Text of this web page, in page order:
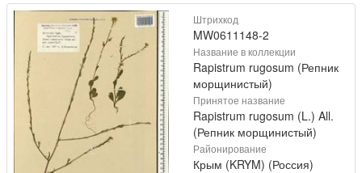
Штрихкод
MW0611148-2
Название в коллекции
Rapistrum rugosum (Репник
морщинистый)
Принятое название
Rapistrum rugosum (L.) All.
(Репник морщинистый)
Районирование
Крым (KRYM) (Россия)